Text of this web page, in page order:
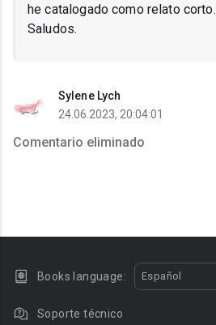
he catalogado como relato corto.
Saludos.
Sylene Lych
24.06.2023, 20:04:01
Comentario eliminado
Books language: Español
Soporte técnico